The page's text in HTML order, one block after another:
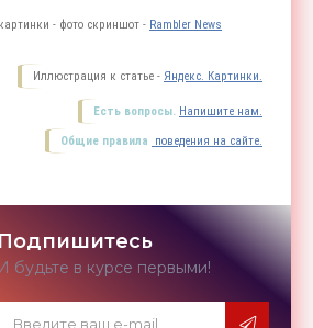
- фото скриншот - Rambler News
Иллюстрация к статье - Яндекс. Картинки.
Есть вопросы. Напишите нам.
Общие правила поведения на сайте.
Подпишитесь
И будьте в курсе первыми!